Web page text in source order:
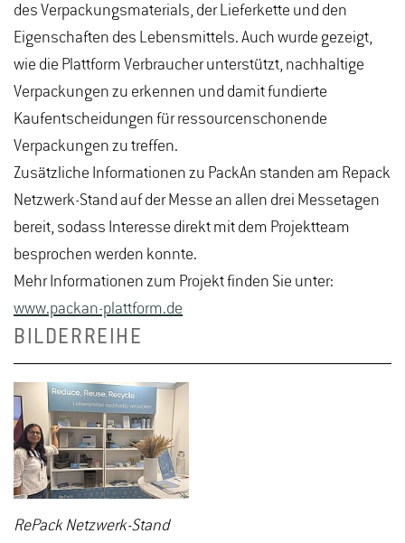
des Verpackungsmaterials, der Lieferkette und den
Eigenschaften des Lebensmittels. Auch wurde gezeigt,
wie die Plattform Verbraucher unterstützt, nachhaltige
Verpackungen zu erkennen und damit fundierte
Kaufentscheidungen für ressourcenschonende
Verpackungen zu treffen.
Zusätzliche Informationen zu PackAn standen am Repack
Netzwerk-Stand auf der Messe an allen drei Messetagen
bereit, sodass Interesse direkt mit dem Projektteam
besprochen werden konnte.
Mehr Informationen zum Projekt finden Sie unter:
www.packan-plattform.de
BILDERREIHE
RePack Netzwerk-Stand